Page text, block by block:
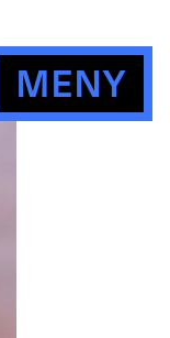
MENY